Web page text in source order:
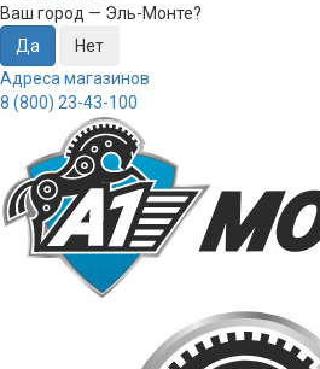
Ваш город — Эль-Монте?
Адреса магазинов
8 (800) 23-43-100